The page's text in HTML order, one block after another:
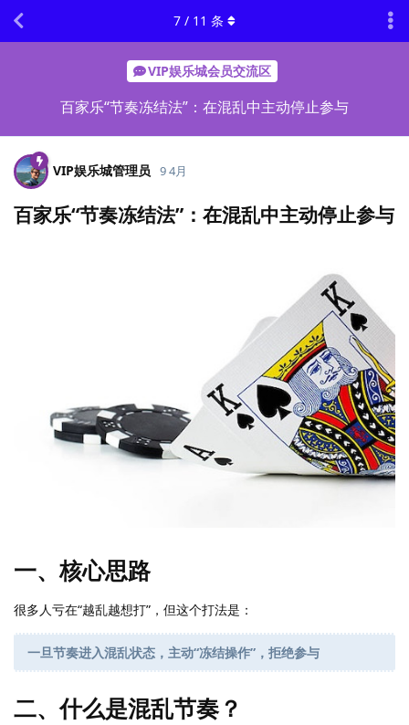
VIP娱乐城会员交流区
百家乐“节奏冻结法”：在混乱中主动停止参与
7 / 11 条
VIP娱乐城管理员 9 4月
百家乐“节奏冻结法”：在混乱中主动停止参与
一、核心思路
很多人亏在“越乱越想打”，但这个打法是：
一旦节奏进入混乱状态，主动“冻结操作”，拒绝参与
二、什么是混乱节奏？